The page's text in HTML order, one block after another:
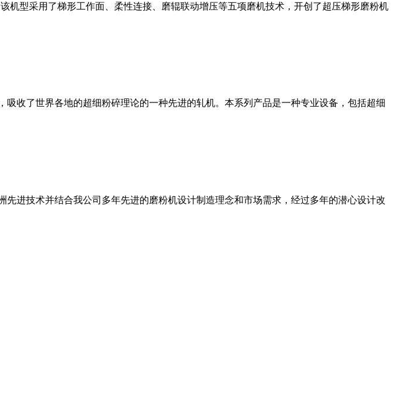
型采用了梯形工作面、柔性连接、磨辊联动增压等五项磨机技术，开创了超压梯形磨粉机
收了世界各地的超细粉碎理论的一种先进的轧机。本系列产品是一种专业设备，包括超细
进技术并结合我公司多年先进的磨粉机设计制造理念和市场需求，经过多年的潜心设计改